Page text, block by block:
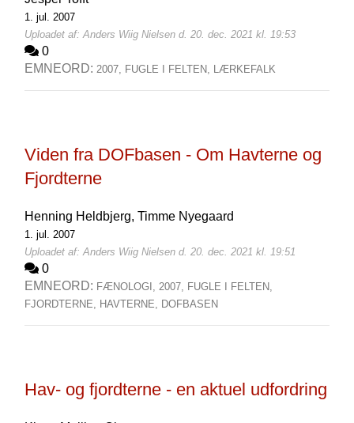
1. jul. 2007
Uploadet af: Anders Wiig Nielsen d. 20. dec. 2021 kl. 19:53
0
EMNEORD: 2007, FUGLE I FELTEN, LÆRKEFALK
Viden fra DOFbasen - Om Havterne og
Fjordterne
Henning Heldbjerg, Timme Nyegaard
1. jul. 2007
Uploadet af: Anders Wiig Nielsen d. 20. dec. 2021 kl. 19:51
0
EMNEORD: FÆNOLOGI, 2007, FUGLE I FELTEN,
FJORDTERNE, HAVTERNE, DOFBASEN
Hav- og fjordterne - en aktuel udfordring